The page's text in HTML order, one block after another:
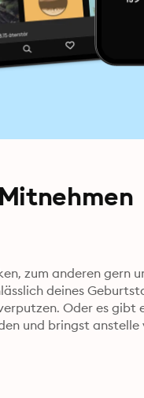
zum anderen gern
deines
Oder es gibt
und bringst anstelle